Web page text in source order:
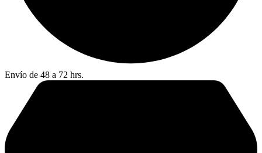
Envío de 48 a 72 hrs.